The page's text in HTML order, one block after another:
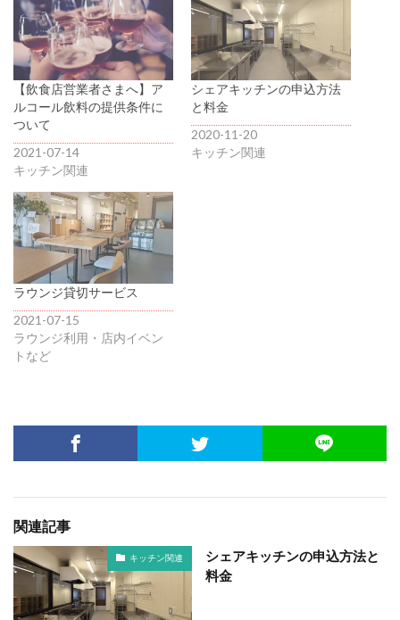
【飲食店営業者さまへ】ア
ルコール飲料の提供条件に
ついて
2021-07-14
キッチン関連
シェアキッチンの申込方法
と料金
2020-11-20
キッチン関連
ラウンジ貸切サービス
2021-07-15
ラウンジ利用・店内イベン
トなど
関連記事
キッチン関連
シェアキッチンの申込方法と
料金